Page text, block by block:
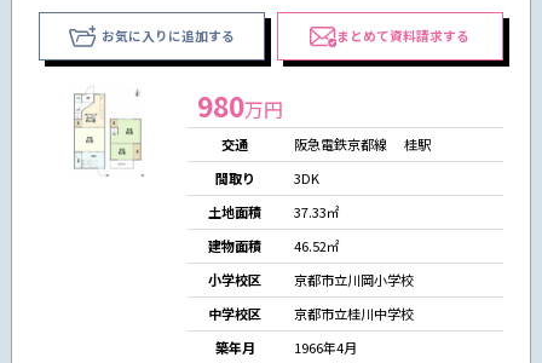
お気に入りに追加する まとめて資料請求する
980万円
交通
阪急電鉄京都線 桂駅
間取り
3DK
土地面積
37.33㎡
建物面積
46.52㎡
小学校区
京都市立川岡小学校
中学校区
京都市立桂川中学校
築年月
1966年4月